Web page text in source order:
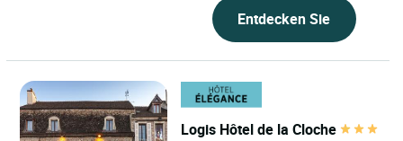
Entdecken Sie
Logis Hôtel de la Cloche